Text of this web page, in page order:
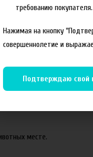
ароматизаторов TPA и
месте.
требованию покупателя.
Нажимая на кнопку
совершеннолетие и
Подтверждаю свой